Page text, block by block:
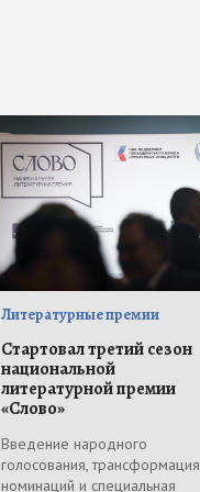
Литературные премии
Стартовал третий сезон
национальной
литературной премии
«Слово»
Введение народного
голосования, трансформация
номинаций и специальная